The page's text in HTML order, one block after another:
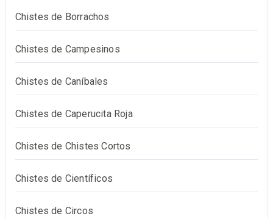
Chistes de Borrachos
Chistes de Campesinos
Chistes de Caníbales
Chistes de Caperucita Roja
Chistes de Chistes Cortos
Chistes de Científicos
Chistes de Circos